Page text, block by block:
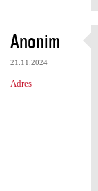
Anonim
21.11.2024
Adres